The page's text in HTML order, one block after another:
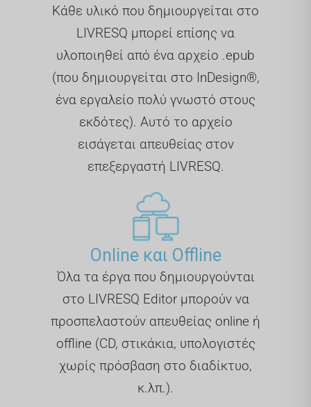
Κάθε υλικό που δημιουργείται στο
LIVRESQ μπορεί επίσης να
υλοποιηθεί από ένα αρχείο .epub
(που δημιουργείται στο InDesign®,
ένα εργαλείο πολύ γνωστό στους
εκδότες). Αυτό το αρχείο
εισάγεται απευθείας στον
επεξεργαστή LIVRESQ.
Online και Offline
Όλα τα έργα που δημιουργούνται
στο LIVRESQ Editor μπορούν να
προσπελαστούν απευθείας online ή
offline (CD, στικάκια, υπολογιστές
χωρίς πρόσβαση στο διαδίκτυο,
κ.λπ.).